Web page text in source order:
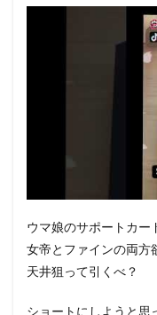
ウマ娘のサポートカー
女帝とファインの両方
天井狙って引くべ？